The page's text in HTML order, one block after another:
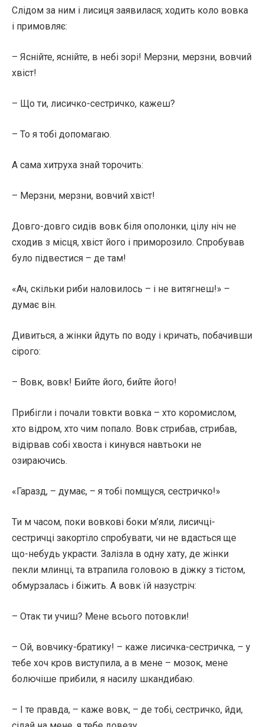
Слідом за ним і лисиця заявилася; ходить коло вовка
і примовляє:
– Яснійте, яснійте, в небі зорі! Мерзни, мерзни, вовчий
хвіст!
– Що ти, лисичко-сестричко, кажеш?
– То я тобі допомагаю.
А сама хитруха знай торочить:
– Мерзни, мерзни, вовчий хвіст!
Довго-довго сидів вовк біля ополонки, цілу ніч не
сходив з місця, хвіст його і приморозило. Спробував
було підвестися – де там!
«Ач, скільки риби наловилось – і не витягнеш!» –
думає він.
Дивиться, а жінки йдуть по воду і кричать, побачивши
сірого:
– Вовк, вовк! Бийте його, бийте його!
Прибігли і почали товкти вовка – хто коромислом,
хто відром, хто чим попало. Вовк стрибав, стрибав,
відірвав собі хвоста і кинувся навтьоки не
озираючись.
«Гаразд, – думає, – я тобі помщуся, сестричко!»
Ти м часом, поки вовкові боки м’яли, лисичці-
сестричці закортіло спробувати, чи не вдасться ще
що-небудь украсти. Залізла в одну хату, де жінки
пекли млинці, та втрапила головою в діжку з тістом,
обмурзалась і біжить. А вовк їй назустріч:
– Отак ти учиш? Мене всього потовкли!
– Ой, вовчику-братику! – каже лисичка-сестричка, – у
тебе хоч кров виступила, а в мене – мозок, мене
болючіше прибили, я насилу шкандибаю.
– І те правда, – каже вовк, – де тобі, сестричко, йди,